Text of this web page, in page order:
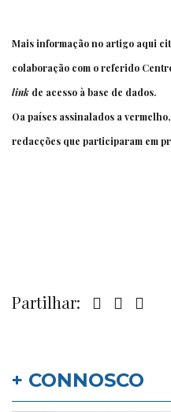
Mais informação no artigo aqui
colaboração com o referido
link de acesso à base de dados.
Oa países assinalados a
redacções que participaram em
Partilhar:
+ CONNOSCO